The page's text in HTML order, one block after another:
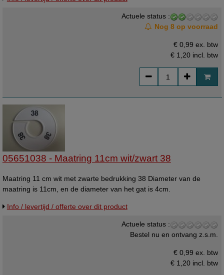
Actuele status :
Nog 8 op voorraad
€ 0,99 ex. btw
€ 1,20 incl. btw
05651038 - Maatring 11cm wit/zwart 38
Maatring 11 cm wit met zwarte bedrukking 38 Diameter van de
maatring is 11cm, en de diameter van het gat is 4cm.
Info / levertijd / offerte over dit product
Actuele status :
Bestel nu en ontvang z.s.m.
€ 0,99 ex. btw
€ 1,20 incl. btw